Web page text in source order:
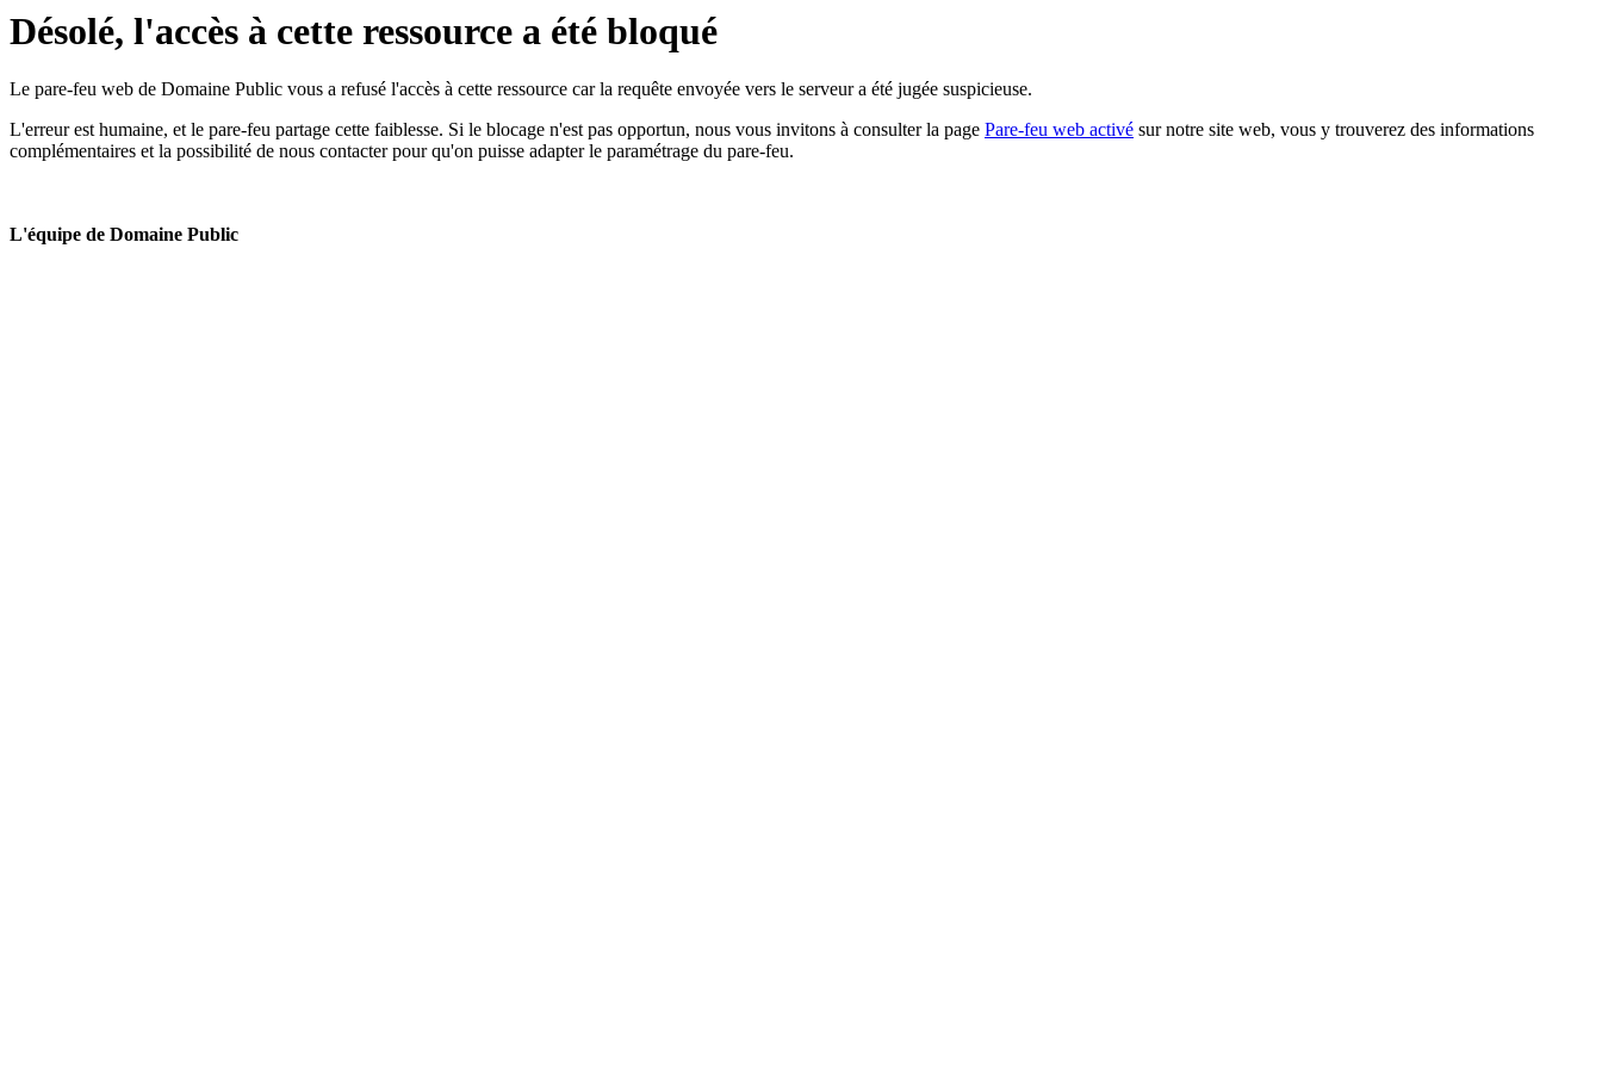
Désolé, l'accès à cette ressource a été bloqué
Le pare-feu web de Domaine Public vous a refusé l'accès à cette ressource car la requête envoyée vers le serveur a été jugée suspicieuse.
L'erreur est humaine, et le pare-feu partage cette faiblesse. Si le blocage n'est pas opportun, nous vous invitons à consulter la page Pare-feu web activé sur notre site web, vous y trouverez des informations
complémentaires et la possibilité de nous contacter pour qu'on puisse adapter le paramétrage du pare-feu.
L'équipe de Domaine Public